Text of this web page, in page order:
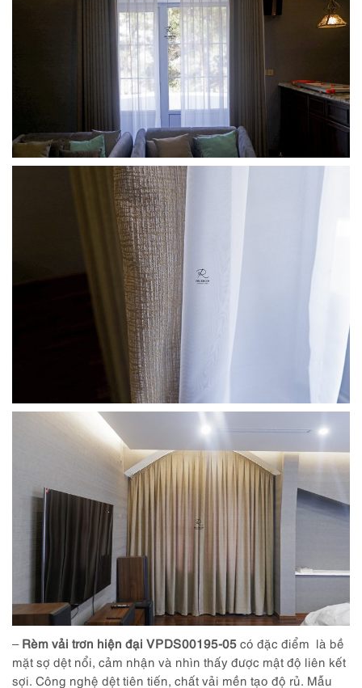
–Rèm vải trơn hiện đại VPDS00195-05 có đặc điểm là bề
mặt sợ dệt nổi, cảm nhận và nhìn thấy được mật độ liên kết
sợi. Công nghệ dệt tiên tiến, chất vải mền tạo độ rủ. Mẫu